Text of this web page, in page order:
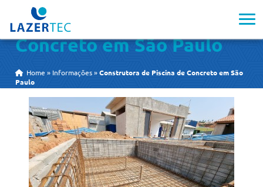
Construtora de Piscina de
Concreto em São Paulo
Home » Informações »Construtora de Piscina de Concreto em São
Paulo